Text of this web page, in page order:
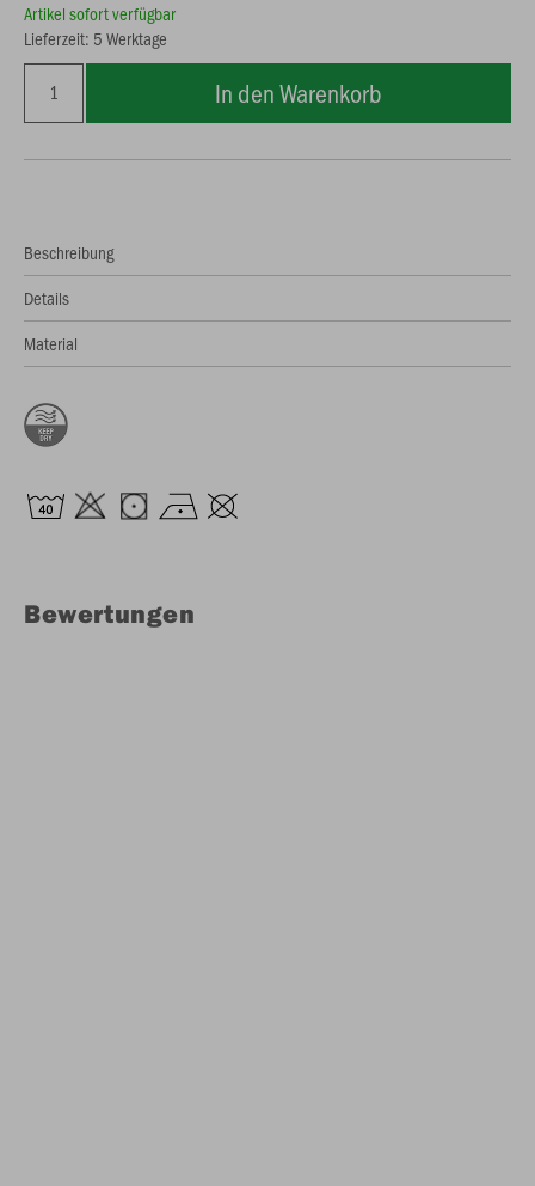
Artikel sofort verfügbar
Lieferzeit: 5 Werktage
In den Warenkorb
Beschreibung
Details
Material
Bewertungen